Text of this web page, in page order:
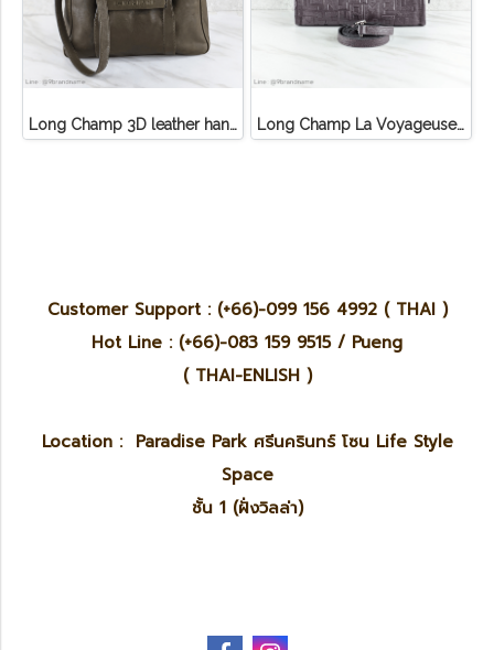
Long Champ 3D leather handbag Long Champ La Voyageuse Bag Leather
Customer Support : (+66)-099 156 4992 ( THAI )
Hot Line : (+66)-083 159 9515 / Pueng
( THAI-ENLISH )
Location : Paradise Park ศรีนครินทร์ โซน Life Style
Space
ชั้น 1 (ฝั่งวิลล่า)